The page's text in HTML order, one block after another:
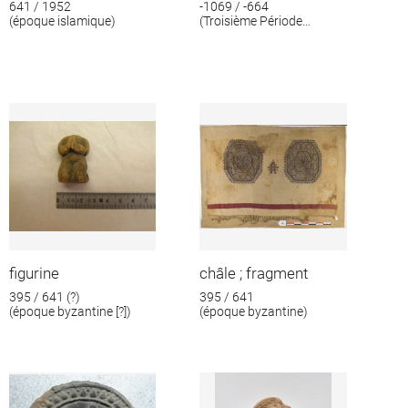
641 / 1952
(époque islamique)
-1069 / -664
(Troisième Période
figurine
395 / 641 (?)
(époque byzantine [?])
châle ; fragment
395 / 641
(époque byzantine)